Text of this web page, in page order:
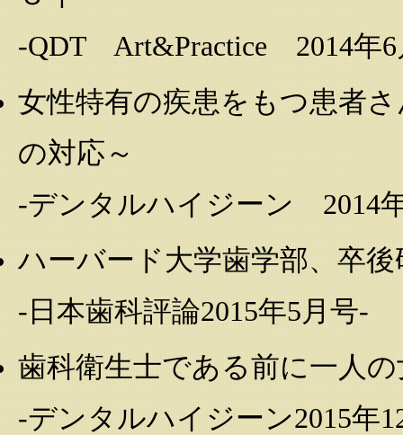
-QDT Art&Practice 2014年6
女性特有の疾患をもつ患者
の対応～
-デンタルハイジーン 2014
ハーバード大学歯学部、卒
-日本歯科評論2015年5月号-
歯科衛生士である前に一人
-デンタルハイジーン2015年